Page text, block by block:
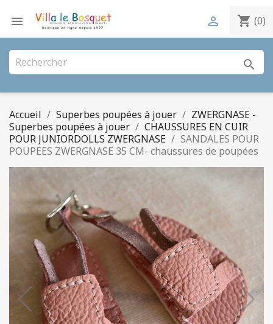
 shopping_cart (0)

search
Accueil Superbes poupées à jouer
ZWERGNASE -
Superbes poupées à jouer
CHAUSSURES EN CUIR
POUR JUNIORDOLLS ZWERGNASE
SANDALES POUR
POUPEES ZWERGNASE 35 CM- chaussures de poupées